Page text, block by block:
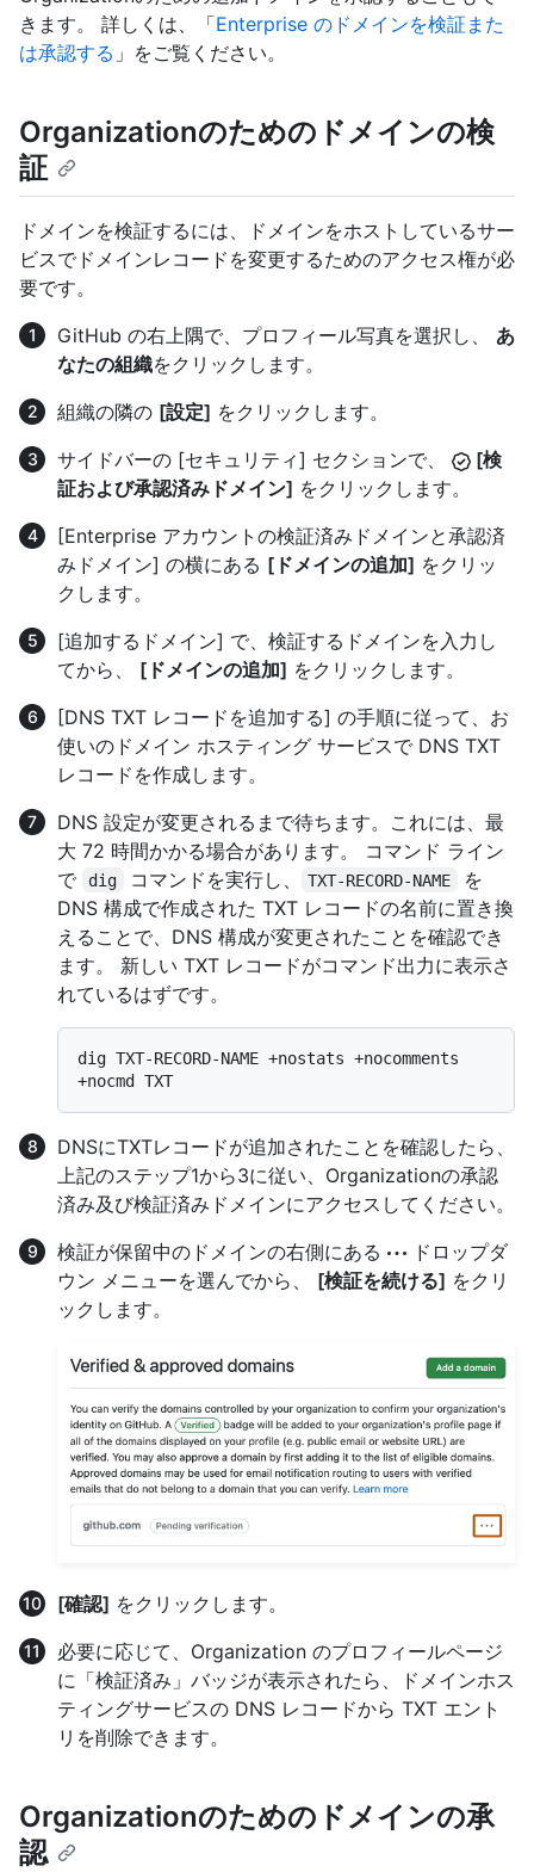
きます。 詳しくは、「Enterprise のドメインを検証また
は承認する 」をご覧ください。
Organizationのためのドメインの検
証
ドメインを検証するには、ドメインをホストしているサー
ビスでドメインレコードを変更するためのアクセス権が必
要です。
GitHub の右上隅で、プロフィール写真を選択し、 あ
なたの組織をクリックします。
組織の隣の [設定] をクリックします。
サイドバーの [セキュリティ] セクションで、
[検
証および承認済みドメイン] をクリックします。
[Enterprise アカウントの検証済みドメインと承認済
みドメイン] の横にある [ドメインの追加] をクリッ
クします。
[追加するドメイン] で、検証するドメインを入力し
てから、 [ドメインの追加] をクリックします。
[DNS TXT レコードを追加する] の手順に従って、お
使いのドメイン ホスティング サービスで DNS TXT
レコードを作成します。
DNS 設定が変更されるまで待ちます。これには、最
大 72 時間かかる場合があります。 コマンド ライン
で
dig コマンドを実行し、 TXT-RECORD-NAME
を
DNS 構成で作成された TXT レコードの名前に置き換
えることで、DNS 構成が変更されたことを確認でき
ます。 新しい TXT レコードがコマンド出力に表示さ
れているはずです。
dig TXT-RECORD-NAME +nostats +nocomments
DNSにTXTレコードが追加されたことを確認したら、
上記のステップ1から3に従い、Organizationの承認
済み及び検証済みドメインにアクセスしてください。
検証が保留中のドメインの右側にある
ドロップダ
ウン メニューを選んでから、 [検証を続ける] をクリ
ックします。
[確認] をクリックします。
必要に応じて、Organization のプロフィールページ
に「検証済み」バッジが表示されたら、ドメインホス
ティングサービスの DNS レコードから TXT エント
リを削除できます。
Organizationのためのドメインの承
認